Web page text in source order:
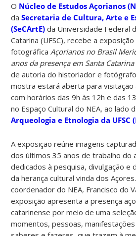
O Núcleo de Estudos Açorianos
daSecretaria de Cultura, Arte e
(SeCArtE) da Universidade Federal
Catarina (UFSC), recebe a exposição
fotográfica Açorianos no Brasil
anos da presença em Santa
de autoria do historiador e fotógrafo
mostra estará aberta para visitação
com horários das 9h às 12h e das
no Espaço Cultural do NEA, ao lado
Arqueologia e Etnologia da UFSC
A exposição reúne imagens
dos últimos 35 anos de trabalho do
dedicados à pesquisa, divulgação e
da herança cultural vinda dos
coordenador do NEA, Francisco do
exposição apresenta a presença
catarinense por meio de uma
momentos, pessoas,